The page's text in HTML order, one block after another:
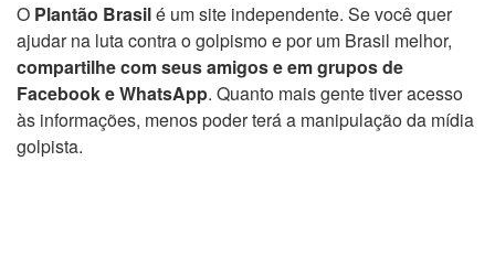
O Plantão Brasilé um site independente. Se você quer
ajudar na luta contra o golpismo e por um Brasil melhor,
compartilhe com seus amigos e em grupos de
Facebook e WhatsApp. Quanto mais gente tiver acesso
às informações, menos poder terá a manipulação da mídia
golpista.